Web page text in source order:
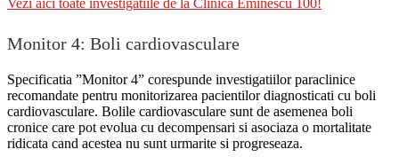
Monitor 4: Boli cardiovasculare
Specificatia ”Monitor 4” corespunde investigatiilor paraclinice
recomandate pentru monitorizarea pacientilor diagnosticati cu boli
cardiovasculare. Bolile cardiovasculare sunt de asemenea boli
cronice care pot evolua cu decompensari si asociaza o mortalitate
ridicata cand acestea nu sunt urmarite si progreseaza.